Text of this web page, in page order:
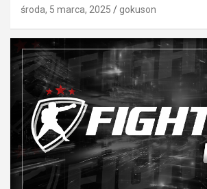
środa, 5 marca, 2025 gokuson